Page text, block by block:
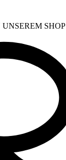
SHOP